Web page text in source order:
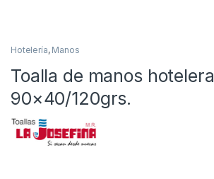
Hotelería, Manos
Toalla de manos hotelera
90×40/120grs.